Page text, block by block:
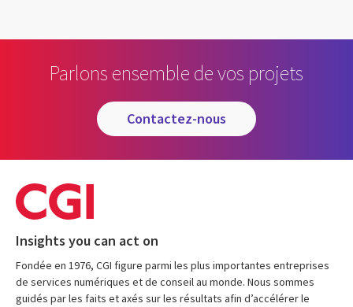
Parlons ensemble de vos projets
contactez-nous
Insights you can act on
Fondée en 1976, CGI figure parmi les plus importantes entreprises
de services numériques et de conseil au monde. Nous sommes
guidés par les faits et axés sur les résultats afin d’accélérer le